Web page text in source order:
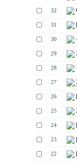
32
31
30
29
28
27
26
25
24
23
22